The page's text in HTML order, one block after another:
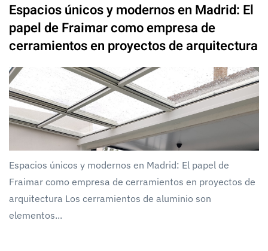
Espacios únicos y modernos en Madrid: El
papel de Fraimar como empresa de
cerramientos en proyectos de arquitectura
Espacios únicos y modernos en Madrid: El papel de
Fraimar como empresa de cerramientos en proyectos de
arquitectura Los cerramientos de aluminio son
elementos...